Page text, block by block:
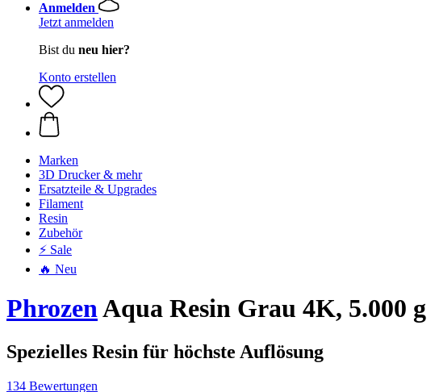
Anmelden
Jetzt anmelden
Bist du neu hier?
Konto erstellen
Marken
3D Drucker & mehr
Ersatzteile & Upgrades
Filament
Resin
Zubehör
⚡ Sale
🔥 Neu
PhrozenAqua Resin Grau 4K, 5.000 g
Spezielles Resin für höchste Auflösung
134 Bewertungen